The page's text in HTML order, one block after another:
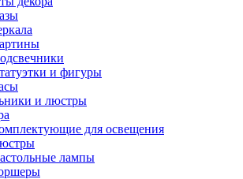
и фигуры
и люстры
для освещения
лампы